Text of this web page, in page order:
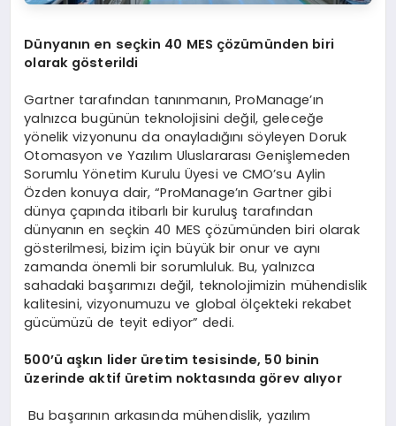
Dünyanın en seçkin 40 MES çözümünden biri
olarak gösterildi
Gartner tarafından tanınmanın, ProManage’ın
yalnızca bugünün teknolojisini değil, geleceğe
yönelik vizyonunu da onayladığını söyleyen Doruk
Otomasyon ve Yazılım Uluslararası Genişlemeden
Sorumlu Yönetim Kurulu Üyesi ve CMO’su Aylin
Özden konuya dair, “ProManage’ın Gartner gibi
dünya çapında itibarlı bir kuruluş tarafından
dünyanın en seçkin 40 MES çözümünden biri olarak
gösterilmesi, bizim için büyük bir onur ve aynı
zamanda önemli bir sorumluluk. Bu, yalnızca
sahadaki başarımızı değil, teknolojimizin mühendislik
kalitesini, vizyonumuzu ve global ölçekteki rekabet
gücümüzü de teyit ediyor” dedi.
500’ü aşkın lider üretim tesisinde, 50 binin
üzerinde aktif üretim noktasında görev alıyor
Bu başarının arkasında mühendislik, yazılım